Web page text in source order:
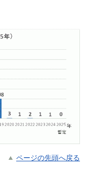
ページの先頭へ戻る